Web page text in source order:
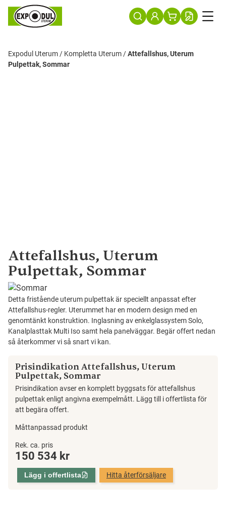
Expodul Uterum/ Kompletta Uterum/Attefallshus, Uterum
Pulpettak, Sommar
Attefallshus, Uterum
Pulpettak, Sommar
Detta fristående uterum pulpettak är speciellt anpassat efter
Attefallshus-regler. Uterummet har en modern design med en
genomtänkt konstruktion. Inglasning av enkelglassystem Solo,
Kanalplasttak Multi Iso samt hela panelväggar. Begär offert nedan
så återkommer vi så snart vi kan.
Prisindikation Attefallshus, Uterum
Pulpettak, Sommar
Prisindikation avser en komplett byggsats för attefallshus
pulpettak enligt angivna exempelmått. Lägg till i offertlista för
att begära offert.
Måttanpassad produkt
Attefallshus,
Uterum
Pulpettak,
Sommar
Rek. ca. pris
150 534 kr
Lägg i offertlista Hitta återförsäljare